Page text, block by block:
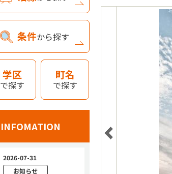
条件から探す
学区
で探す
町名
で探す
INFOMATION